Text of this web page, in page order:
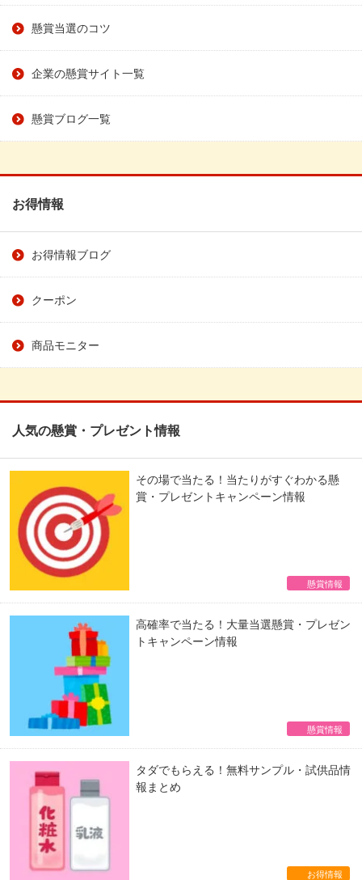
懸賞当選のコツ
企業の懸賞サイト一覧
懸賞ブログ一覧
お得情報
お得情報ブログ
クーポン
商品モニター
人気の懸賞・プレゼント情報
その場で当たる！当たりがすぐわかる懸
賞・プレゼントキャンペーン情報
懸賞情報
高確率で当たる！大量当選懸賞・プレゼン
トキャンペーン情報
懸賞情報
タダでもらえる！無料サンプル・試供品情
報まとめ
お得情報